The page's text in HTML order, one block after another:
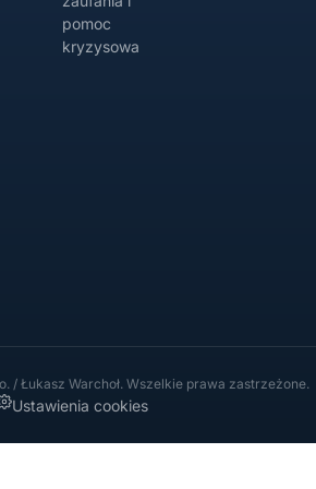
pomoc
kryzysowa
/ Łukasz Warchoł. Wszelkie prawa zastrzeżone.
Ustawienia cookies